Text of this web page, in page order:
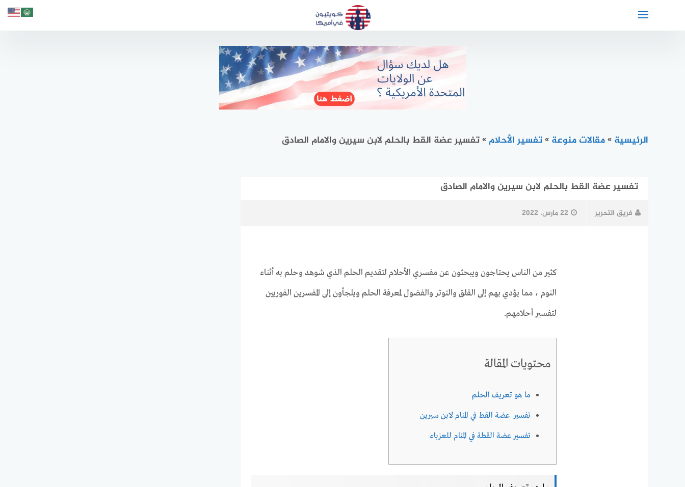
الرئيسية »مقالات منوعة »تفسير الأحلام »تفسير عضة القط بالحلم لابن سيرين والامام الصادق
تفسير عضة القط بالحلم لابن سيرين والامام الصادق
فريق التحرير 22 مارس، 2022
كثير من الناس يحتاجون ويبحثون عن مفسري الأحلام لتقديم الحلم الذي شوهد وحلم به أثناء
النوم ، مما يؤدي بهم إلى القلق والتوتر والفضول لمعرفة الحلم ويلجأون إلى المفسرين الفوريين
لتفسير أحلامهم.
محتويات المقالة
ما هو تعريف الحلم
تفسير عضة القط في المنام لابن سيرين
تفسير عضة القطة في المنام للعزباء